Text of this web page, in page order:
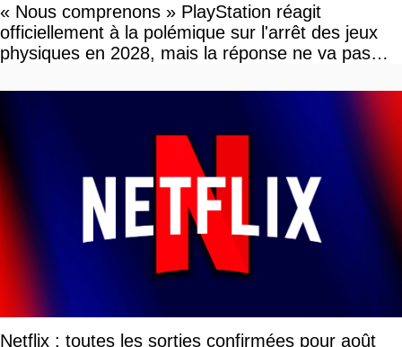
« Nous comprenons » PlayStation réagit
officiellement à la polémique sur l'arrêt des jeux
physiques en 2028, mais la réponse ne va pas
Netflix : toutes les sorties confirmées pour août